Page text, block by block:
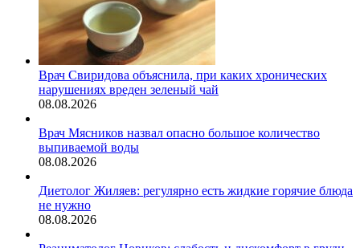
Врач Свиридова объяснила, при каких хронических
нарушениях вреден зеленый чай
08.08.2026
Врач Мясников назвал опасно большое количество
выпиваемой воды
08.08.2026
Диетолог Жиляев: регулярно есть жидкие горячие блюда
не нужно
08.08.2026